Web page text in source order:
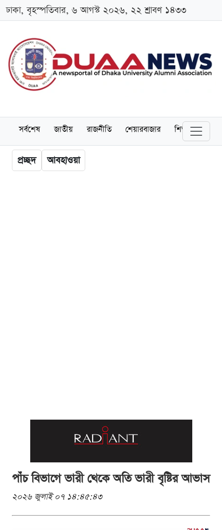
ঢাকা, বৃহস্পতিবার, ৬ আগস্ট ২০২৬, ২২ শ্রাবণ ১৪৩৩
সর্বশেষ জাতীয় রাজনীতি শেয়ারবাজার শিক্ষা
প্রচ্ছদ আবহাওয়া
পাঁচ বিভাগে ভারী থেকে অতি ভারী বৃষ্টির আভাস
২০২৬ জুলাই ০৭ ১৪:৪৫:৪৩